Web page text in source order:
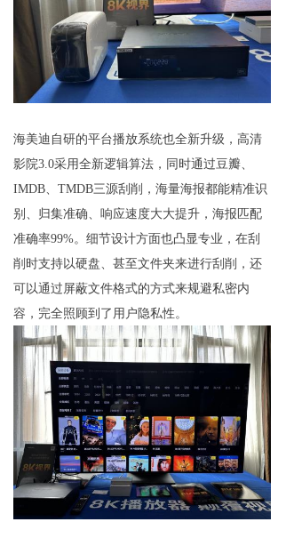
海美迪 自研的平台播放系统也全新升级，高清
影院3.0采用全新逻辑算法，同时通过豆瓣、
IMDB、TMDB三源刮削，海量海报都能精准识
别、归集准确、响应速度大大提升，海报匹配
准确率99%。 细节设计方面也凸显专业， 在刮
削时支持以硬盘、甚至文件夹来进行刮削，还
可以通过屏蔽文件格式的方式来规避私密内
容，完全照顾到了用户隐私性。